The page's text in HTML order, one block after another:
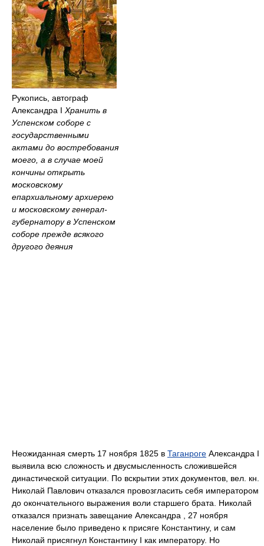
Рукопись, автограф
Александра I Хранить в
Успенском соборе с
государственными
актами до востребования
моего, а в случае моей
кончины открыть
московскому
епархиальному архиерею
и московскому генерал-
губернатору в Успенском
соборе прежде всякого
другого деяния
Неожиданная смерть 17 ноября 1825 в Таганроге Александра I
выявила всю сложность и двусмысленность сложившейся
династической ситуации. По вскрытии этих документов, вел. кн.
Николай Павлович отказался провозгласить себя императором
до окончательного выражения воли старшего брата. Николай
отказался признать завещание Александра , 27 ноября
население было приведено к присяге Константину, и сам
Николай присягнул Константину I как императору. Но